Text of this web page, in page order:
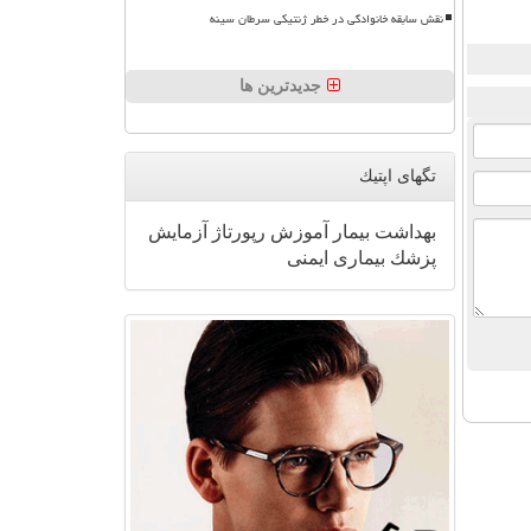
نقش سابقه خانوادگی در خطر ژنتیکی سرطان سینه
جدیدترین ها
تگهای اپتیك
بهداشت بیمار آموزش رپورتاژ
آزمایش
پزشك بیماری ایمنی